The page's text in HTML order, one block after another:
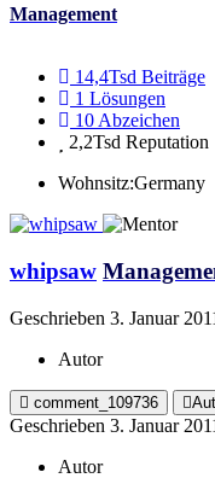
Management
14,4Tsd Beiträge
1 Lösungen
10 Abzeichen
2,2Tsd Reputation
Wohnsitz:Germany
whipsaw
Geschrieben 3. Januar
Autor
comment_109736
Geschrieben 3. Januar
Autor